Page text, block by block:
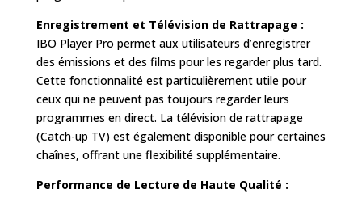
Enregistrement et Télévision de Rattrapage :
IBO Player Pro permet aux utilisateurs d’enregistrer
des émissions et des films pour les regarder plus tard.
Cette fonctionnalité est particulièrement utile pour
ceux qui ne peuvent pas toujours regarder leurs
programmes en direct. La télévision de rattrapage
(Catch-up TV) est également disponible pour certaines
chaînes, offrant une flexibilité supplémentaire.
Performance de Lecture de Haute Qualité :